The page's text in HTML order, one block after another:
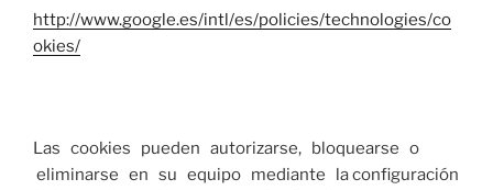
http://www.google.es/intl/es/policies/technologies/co
okies/
Las cookies pueden autorizarse, bloquearse o
eliminarse en su equipo mediante la configuración